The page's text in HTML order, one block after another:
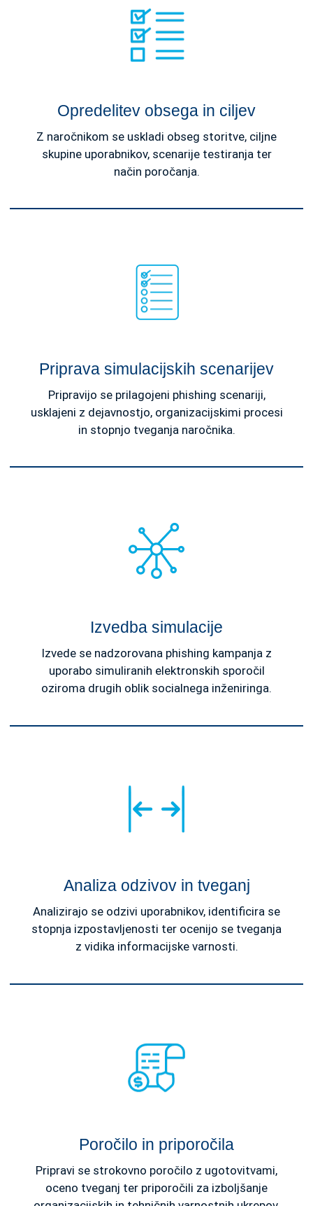
Opredelitev obsega in ciljev
Z naročnikom se uskladi obseg storitve, ciljne
skupine uporabnikov, scenarije testiranja ter
način poročanja.
Priprava simulacijskih scenarijev
Pripravijo se prilagojeni phishing scenariji,
usklajeni z dejavnostjo, organizacijskimi procesi
in stopnjo tveganja naročnika.
Izvedba simulacije
Izvede se nadzorovana phishing kampanja z
uporabo simuliranih elektronskih sporočil
oziroma drugih oblik socialnega inženiringa.
Analiza odzivov in tveganj
Analizirajo se odzivi uporabnikov, identificira se
stopnja izpostavljenosti ter ocenijo se tveganja
z vidika informacijske varnosti.
Poročilo in priporočila
Pripravi se strokovno poročilo z ugotovitvami,
oceno tveganj ter priporočili za izboljšanje